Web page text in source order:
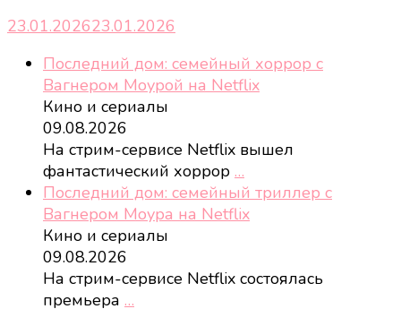
23.01.202623.01.2026
Последний дом: семейный хоррор с
Вагнером Моурой на Netflix
Кино и сериалы
09.08.2026
На стрим-сервисе Netflix вышел
фантастический хоррор …
Последний дом: семейный триллер с
Вагнером Моура на Netflix
Кино и сериалы
09.08.2026
На стрим-сервисе Netflix состоялась
премьера …